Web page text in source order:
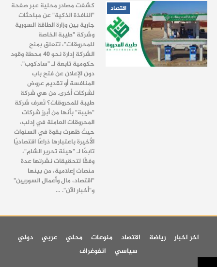
اقتصاد
كشفت مصادر محلية عبر صفحة
"النافذة الذكية" عن مباحثات
جارية بين وزارة الطاقة السورية
وشركة "طيبة الخاصة
للمحروقات"، تتعلق بمنح
الشركة إدارة نحو 40 محطة وقود
حكومية تابعة لـ "سادكوب"،
دون الإعلان عن فتح باب
المنافسة أو تقديم عروض
لشركات أخرى. من هي شركة
طيبة للمحروقات؟تُعرف شركة
"طيبة" بأنها من أبرز شركات
المحروقات العاملة في إدلب،
حيث ظهرت بقوة في السنوات
الأخيرة باعتبارها ذراعًا اقتصاديًا
تابعًا لـ "هيئة تحرير الشام"،
وفقًا لتحقيقات نشرتها عدة
منصات إعلامية، من بينها
"اقتصاد، مال وأعمال السوريين"
و"أخبار الآن". …
اخر اخبار رياضة اقتصاد منوعات محلي عربي
دولي
سياسي
انفوغراف